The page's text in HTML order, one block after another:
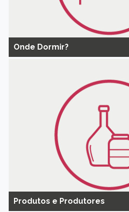
Onde Dormir?
Produtos e Produtores